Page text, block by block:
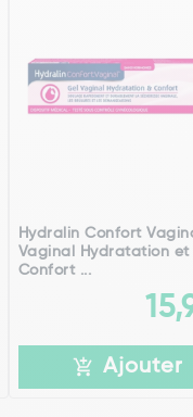
Hydralin Confort
Vaginal Hydratation et
Confort ...
Ajouter